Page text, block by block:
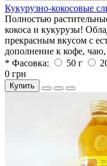
Кукурузно-кокосовые
Полностью
кокоса и кукурузы!
прекрасным вкусом с
дополнение к кофе, чаю,
* Фасовка:
50 г
0 грн
Купить